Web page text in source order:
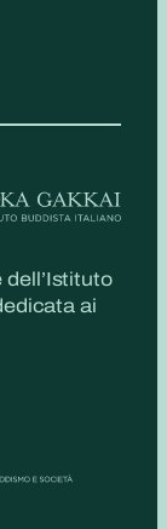
dell’Istituto
ai